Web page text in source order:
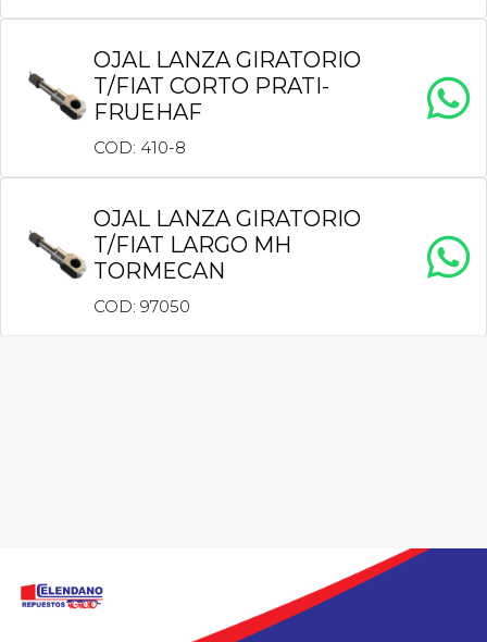
OJAL LANZA GIRATORIO
T/FIAT CORTO PRATI-
FRUEHAF
COD: 410-8
OJAL LANZA GIRATORIO
T/FIAT LARGO MH
TORMECAN
COD: 97050